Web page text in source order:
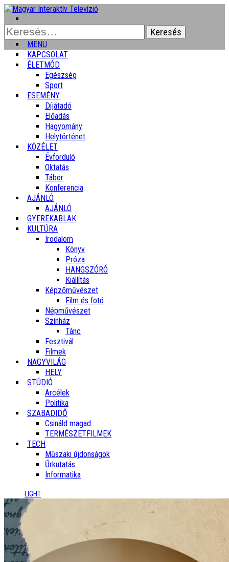
Keresés:
MENU
KAPCSOLAT
ÉLETMÓD
Egészség
Sport
ESEMÉNY
Díjátadó
Előadás
Hagyomány
Helytörténet
KÖZÉLET
Évforduló
Oktatás
Tábor
Konferencia
AJÁNLÓ
AJÁNLÓ
GYEREKABLAK
KULTÚRA
Irodalom
Könyv
Próza
HANGSZÓRÓ
Kiállítás
Képzőművészet
Film és fotó
Népművészet
Színház
Tánc
Fesztivál
Filmek
NAGYVILÁG
HELY
STÚDIÓ
Arcélek
Politika
SZABADIDŐ
Csináld magad
TERMÉSZETFILMEK
TECH
Műszaki újdonságok
Űrkutatás
Informatika
LIGHT